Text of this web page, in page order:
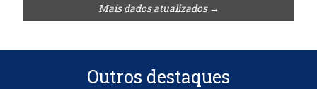
Mais dados atualizados →
Outros destaques